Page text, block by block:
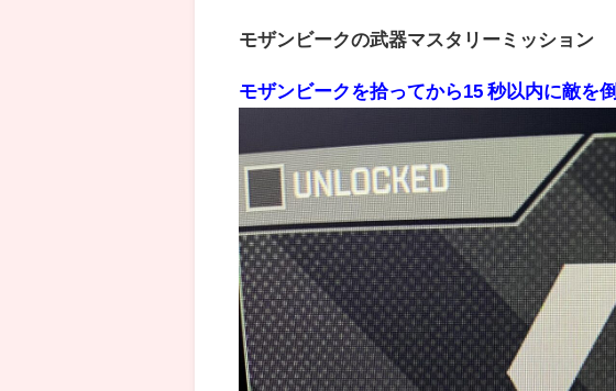
モザンビークの武器マスタリーミッション
モザンビークを拾ってから15 秒以内に敵を倒